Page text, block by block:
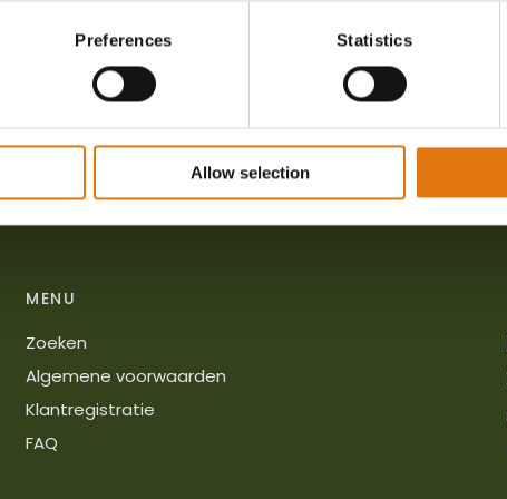
Preferences Statistics
Allow selection
je mee!
MENU
Zoeken
Algemene voorwaarden
Klantregistratie
FAQ